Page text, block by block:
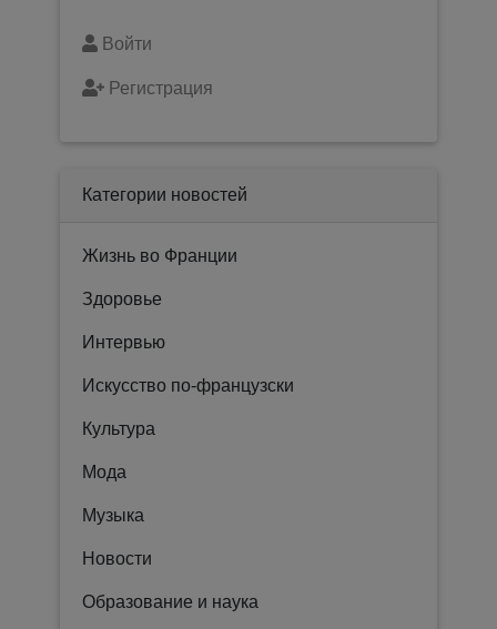
Войти
Регистрация
Категории новостей
Жизнь во Франции
Здоровье
Интервью
Искусство по-французски
Культура
Мода
Музыка
Новости
Образование и наука